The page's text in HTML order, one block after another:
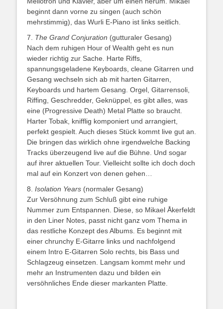
beginnt dann vorne zu singen (auch schön
mehrstimmig), das Wurli E-Piano ist links seitlich.
7. The Grand Conjuration (gutturaler Gesang)
Nach dem ruhigen Hour of Wealth geht es nun
wieder richtig zur Sache. Harte Riffs,
spannungsgeladene Keyboards, cleane Gitarren und
Gesang wechseln sich ab mit harten Gitarren,
Keyboards und hartem Gesang. Orgel, Gitarrensoli,
Riffing, Geschredder, Geknüppel, es gibt alles, was
eine (Progressive Death) Metal Platte so braucht.
Harter Tobak, knifflig komponiert und arrangiert,
perfekt gespielt. Auch dieses Stück kommt live gut an.
Die bringen das wirklich ohne irgendwelche Backing
Tracks überzeugend live auf die Bühne. Und sogar
auf ihrer aktuellen Tour. Vielleicht sollte ich doch doch
mal auf ein Konzert von denen gehen…
8. Isolation Years (normaler Gesang)
Zur Versöhnung zum Schluß gibt eine ruhige
Nummer zum Entspannen. Diese, so Mikael Åkerfeldt
in den Liner Notes, passt nicht ganz vom Thema in
das restliche Konzept des Albums. Es beginnt mit
einer chrunchy E-Gitarre links und nachfolgend
einem Intro E-Gitarren Solo rechts, bis Bass und
Schlagzeug einsetzen. Langsam kommt mehr und
mehr an Instrumenten dazu und bilden ein
versöhnliches Ende dieser markanten Platte.